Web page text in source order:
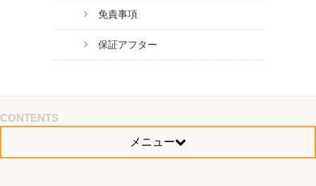
免責事項
保証アフター
CONTENTS
メニュー